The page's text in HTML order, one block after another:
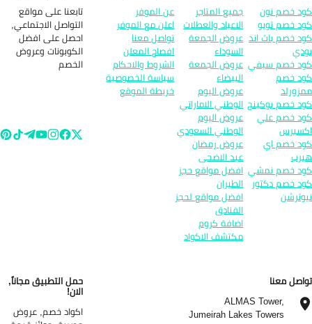
خصم نون
خصم تويو
خصم باث اند
خصم سيفي
خصم
خصم بوكينج
خصم علي
خصم اي
خصم نمشي
خصم دكتور
جميع المتاجر
الاعياد والعطلات
عروض الجمعة
السوداء
عروض الجمعة
البيضاء
عروض اليوم
الوطني الاماراتي
عروض اليوم
الوطني السعودي
عروض رمضان
عيد الاضحى
افضل مواقع حجز
الطيران
افضل مواقع لحجز
الفنادق
اضافة كروم
مكتشف الاكواد
عن الموفر
اعلن مع الموفر
تواصل معنا
افصاح المعلن
الشروط والاحكام
سياسة الخصوصية
خريطة الموقع
تابعنا على مواقع
التواصل الاجتماعي,
احصل على افضل
الكوبونات وعروض
الخصم
معنا
ALMAS Tower,
Jumeirah Lakes Towers
حمل التطبيق مجاناً,
الان!
اكواد خصم, عروض